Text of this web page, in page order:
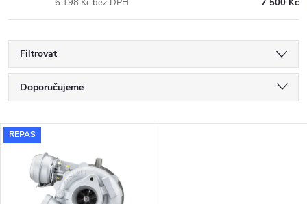
7 500 Kč
6 198 Kč bez DPH
Filtrovat
Ř
a
Doporučujeme
Nejdražší
Nejprodávanější
Abecedně
V
REPAS